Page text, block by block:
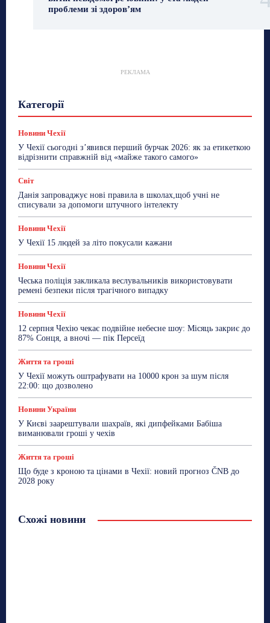
проблеми зі здоров’ям
РЕКЛАМА
Категорії
Новини Чехії
Сад та город
ТехноМанія
Топ-новини Фоторепортаж
Новини Чехії
У Чехії сьогодні з’явився перший бурчак 2026: як за етикеткою
відрізнити справжній від «майже такого самого»
Світ
Данія запроваджує нові правила в школах,щоб учні не
списували за допомоги штучного інтелекту
Новини Чехії
У Чехії 15 людей за літо покусали кажани
Новини Чехії
Чеська поліція закликала веслувальників використовувати
ремені безпеки після трагічного випадку
Новини Чехії
12 серпня Чехію чекає подвійне небесне шоу: Місяць закриє до
87% Сонця, а вночі — пік Персеїд
Життя та гроші
У Чехії можуть оштрафувати на 10000 крон за шум після
22:00: що дозволено
Новини України
У Києві заарештували шахраїв, які дипфейками Бабіша
виманювали гроші у чехів
Життя та гроші
Що буде з кроною та цінами в Чехії: новий прогноз ČNB до
2028 року
Схожі новини